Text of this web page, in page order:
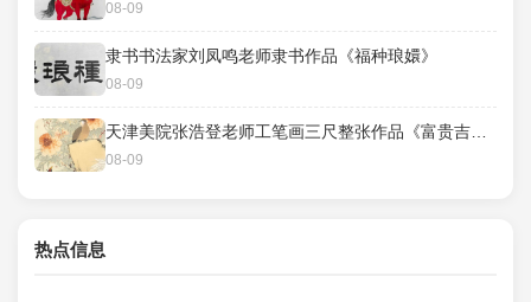
08-09
隶书书法家刘凤鸣老师隶书作品《福种琅嬛》
08-09
08-09
热点信息